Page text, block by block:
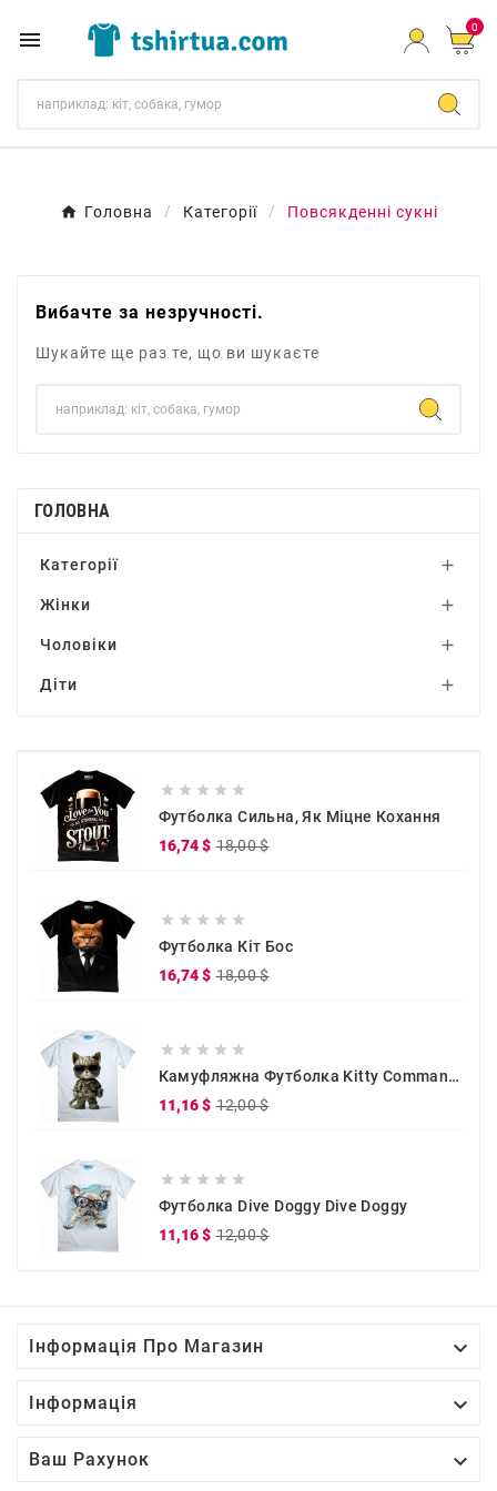
 0
Головна Категорії Повсякденні сукні
Вибачте за незручності.
Шукайте ще раз те, що ви шукаєте
ГОЛОВНА
Категорії 
Жінки 
Чоловіки 
Діти 
    
Футболка Сильна, Як Міцне Кохання
16,74 $ 18,00 $
    
Футболка Кіт Бос
16,74 $ 18,00 $
    
Камуфляжна Футболка Kitty Commander
11,16 $ 12,00 $
    
Футболка Dive Doggy Dive Doggy
11,16 $ 12,00 $
Інформація Про Магазин 
Інформація 
Ваш Рахунок 